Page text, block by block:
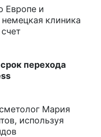
Европе и
клиника
перехода
Мария
используя